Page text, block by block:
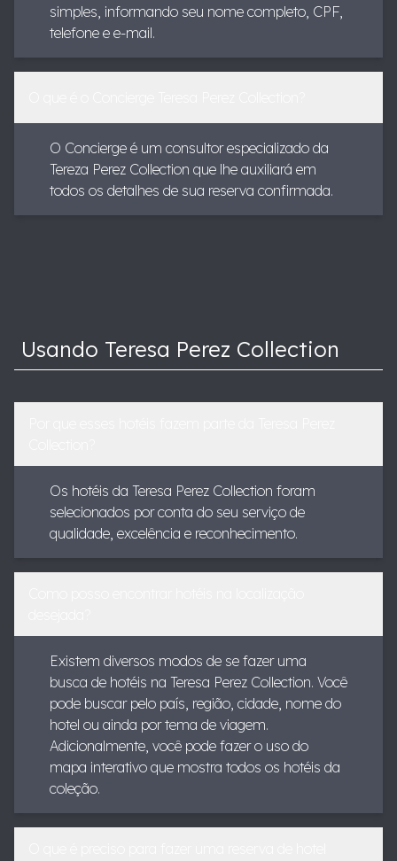
simples, informando seu nome completo, CPF,
telefone e e-mail.
O Concierge é um consultor especializado da
Tereza Perez Collection que lhe auxiliará em
todos os detalhes de sua reserva confirmada.
Usando Teresa Perez Collection
Os hotéis da Teresa Perez Collection foram
selecionados por conta do seu serviço de
qualidade, excelência e reconhecimento.
Existem diversos modos de se fazer uma
busca de hotéis na Teresa Perez Collection. Você
pode buscar pelo país, região, cidade, nome do
hotel ou ainda por tema de viagem.
Adicionalmente, você pode fazer o uso do
mapa interativo que mostra todos os hotéis da
coleção.